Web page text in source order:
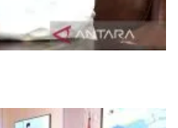
diri meski tingkat